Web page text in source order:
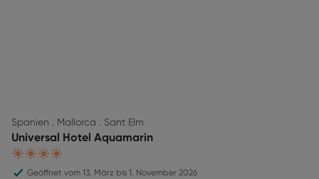
Spanien . Mallorca . Sant Elm
Universal Hotel Aquamarin
4
Geöffnet vom 13. März bis 1. November 2026